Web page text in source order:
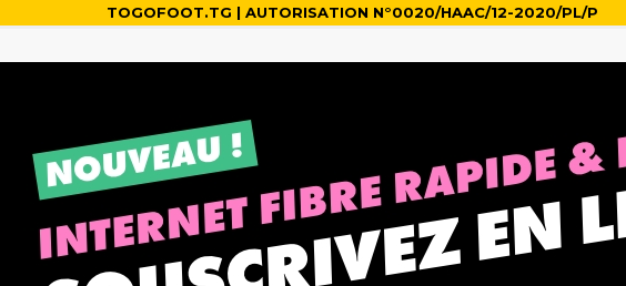
TOGOFOOT.TG | AUTORISATION N°0020/HAAC/12-2020/PL/P